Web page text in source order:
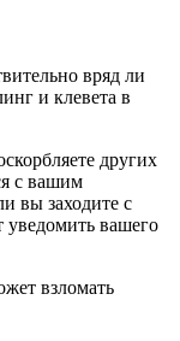
вряд ли
и клевета в
других
с вашим
вы заходите с
уведомить вашего
взломать